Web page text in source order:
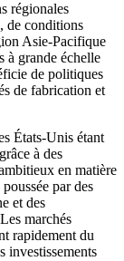
régionales
de conditions
Asie-Pacifique
à grande échelle
de politiques
de fabrication et
États-Unis étant
à des
en matière
par des
et des
marchés
rapidement du
investissements